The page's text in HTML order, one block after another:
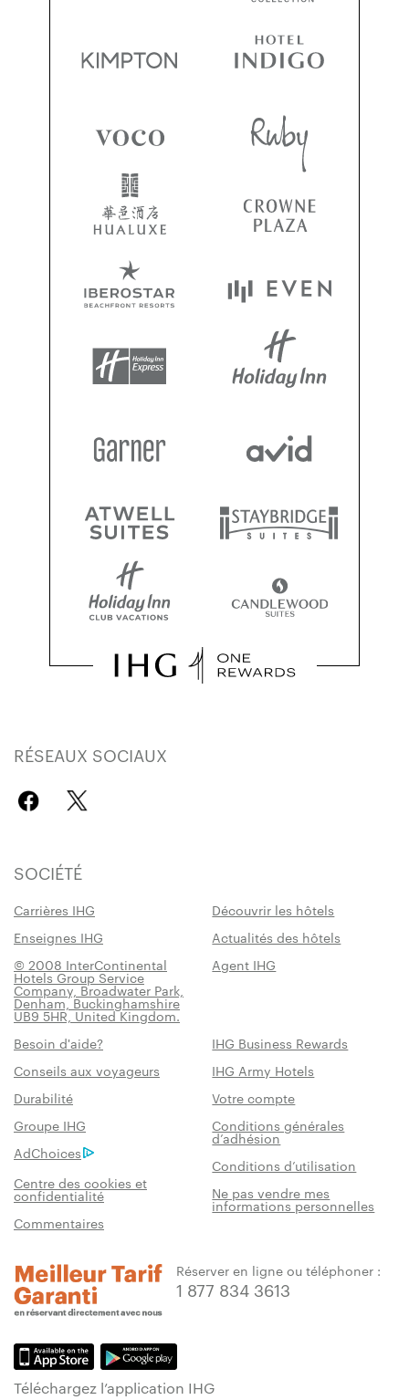
RÉSEAUX SOCIAUX
SOCIÉTÉ
Carrières IHG
Découvrir les hôtels
Enseignes IHG
Actualités des hôtels
© 2008 InterContinental
Hotels Group Service
Company, Broadwater Park,
Denham, Buckinghamshire
UB9 5HR, United Kingdom.
Agent IHG
Besoin d'aide?
IHG Business Rewards
Conseils aux voyageurs
IHG Army Hotels
Durabilité
Votre compte
Groupe IHG
Conditions générales
d’adhésion
AdChoices
Conditions d’utilisation
Centre des cookies et
confidentialité Ne pas vendre mes
informations personnelles
Commentaires
Réserver en ligne ou téléphoner :
1 877 834 3613
Téléchargez l’application IHG